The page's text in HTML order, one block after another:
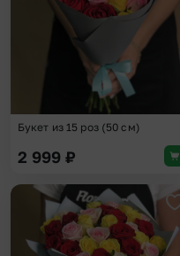
Букет из 15 роз (50 см)
2 999 ₽